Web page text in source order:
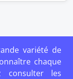
variété de
chaque
consulter les